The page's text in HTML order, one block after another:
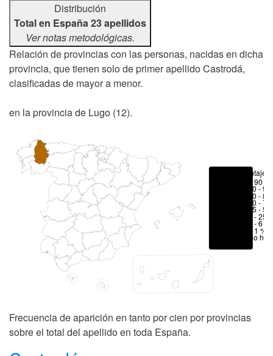
Distribución
Total en España 23 apellidos
Ver notas metodológicas.
Relación de provincias con las personas, nacidas en dicha
provincia, que tienen solo de primer apellido Castrodá,
clasificadas de mayor a menor.
en la provincia de Lugo (12).
Porcentajes
> 90 %
80 -
70 -
50 -
25 -
6 - 25
1 - 6 %
< 1 %
No hay
Frecuencia de aparición en tanto por cien por provincias
sobre el total del apellido en toda España.